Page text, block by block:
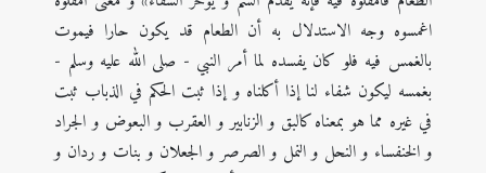
اغمسوه وجه الاستدلال به أن الطعام قد يكون حارا فيموت
بالغمس فيه فلو كان يفسده لما أمر النبي - صلى الله عليه وسلم -
بغمسه ليكون شفاء لنا إذا أكلناه و إذا ثبت الحكم في الذباب ثبت
في غيره مما هو بمعناه كالبق و الزنابير و العقرب و البعوض و الجراد
و الخنفساء و النحل و النمل و الصرصر و الجعلان و بنات و ردان و